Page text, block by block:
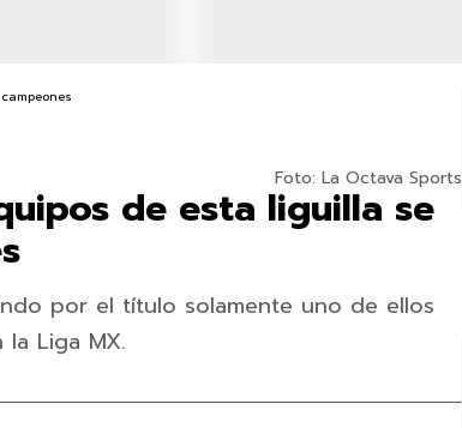
Foto: La Octava Sports
de esta liguilla se
por el título solamente uno de ellos
Liga MX.